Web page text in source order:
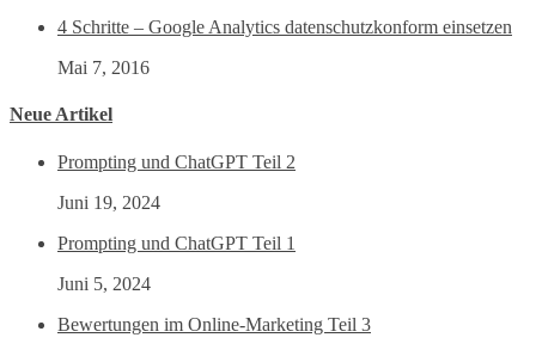
4 Schritte – Google Analytics datenschutzkonform einsetzen
Mai 7, 2016
Neue Artikel
Prompting und ChatGPT Teil 2
Juni 19, 2024
Prompting und ChatGPT Teil 1
Juni 5, 2024
Bewertungen im Online-Marketing Teil 3